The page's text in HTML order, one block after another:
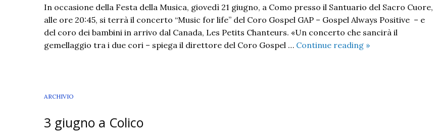
In occasione della Festa della Musica, giovedì 21 giugno, a Como presso il Santuario del Sacro Cuore,
alle ore 20:45, si terrà il concerto “Music for life” del Coro Gospel GAP – Gospel Always Positive – e
del coro dei bambini in arrivo dal Canada, Les Petits Chanteurs. «Un concerto che sancirà il
gemellaggio tra i due cori – spiega il direttore del Coro Gospel … Continue reading Music
»
ARCHIVIO
3 giugno a Colico